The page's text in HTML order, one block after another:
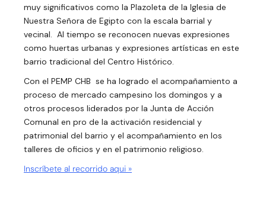
muy significativos como la Plazoleta de la Iglesia de
Nuestra Señora de Egipto con la escala barrial y
vecinal. Al tiempo se reconocen nuevas expresiones
como huertas urbanas y expresiones artísticas en este
barrio tradicional del Centro Histórico.
Con el PEMP CHB se ha logrado el acompañamiento a
proceso de mercado campesino los domingos y a
otros procesos liderados por la Junta de Acción
Comunal en pro de la activación residencial y
patrimonial del barrio y el acompañamiento en los
talleres de oficios y en el patrimonio religioso.
Inscríbete al recorrido aqui »